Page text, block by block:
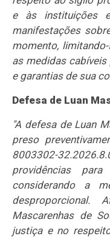
e às instituições
manifestações
momento,
as medidas
e garantias de sua
Defesa de Luan
"A defesa de Luan
preso
8003302-
providências
considerando a
desproporcional.
Mascarenhas de
justiça e no